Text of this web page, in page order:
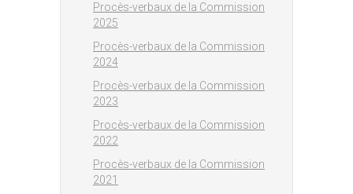
Procès-verbaux de la Commission
2025
Procès-verbaux de la Commission
2024
Procès-verbaux de la Commission
2023
Procès-verbaux de la Commission
2022
Procès-verbaux de la Commission
2021